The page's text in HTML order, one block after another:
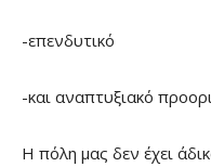
-επενδυτικό
-και αναπτυξιακό
Η πόλη μας δεν έχει